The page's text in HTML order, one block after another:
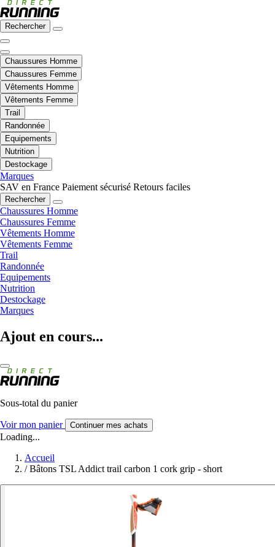
Rechercher
Chaussures Homme
Chaussures Femme
Vêtements Homme
Vêtements Femme
Trail
Randonnée
Equipements
Nutrition
Destockage
Marques
SAV en France Paiement sécurisé Retours faciles
Rechercher
Chaussures Homme
Chaussures Femme
Vêtements Homme
Vêtements Femme
Trail
Randonnée
Equipements
Nutrition
Destockage
Marques
Ajout en cours...
Sous-total du panier
Voir mon panier Continuer mes achats
Loading...
Accueil
/ Bâtons TSL Addict trail carbon 1 cork grip - short